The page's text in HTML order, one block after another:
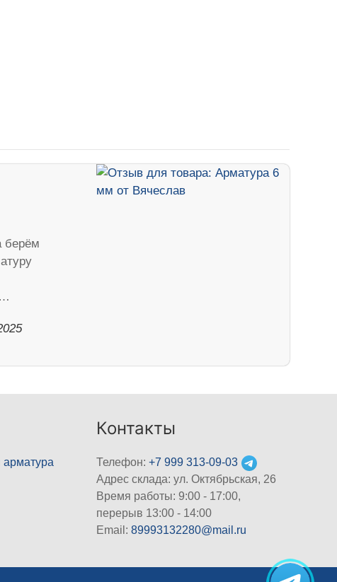
берём
арматура
Контакты
Телефон:+7 999 313-09-03
Адрес склада: ул. Октябрьская, 26
Время работы: 9:00 - 17:00,
перерыв 13:00 - 14:00
Email:89993132280@mail.ru